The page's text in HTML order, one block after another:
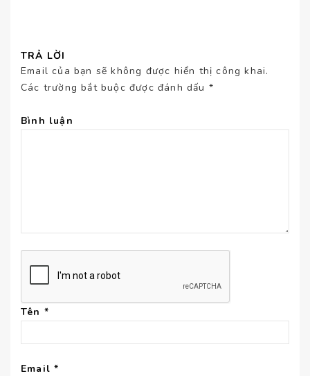
TRẢ LỜI
Email của bạn sẽ không được hiển thị công khai.
Các trường bắt buộc được đánh dấu *
Bình luận
Tên *
Email*